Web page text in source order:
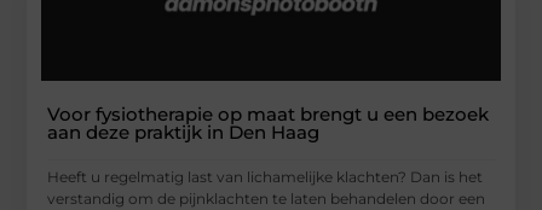
Voor fysiotherapie op maat brengt u een bezoek
aan deze praktijk in Den Haag
Heeft u regelmatig last van lichamelijke klachten? Dan is het
verstandig om de pijnklachten te laten behandelen door een